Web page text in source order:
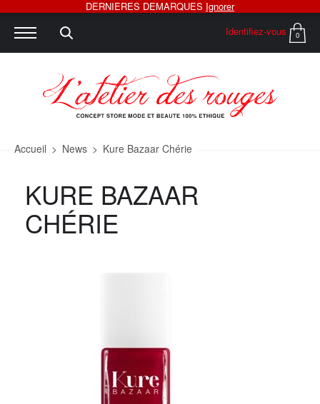
Identifiez-vous 0
Accueil > News > Kure Bazaar Chérie
KURE BAZAAR
CHÉRIE
DERNIERES DEMARQUES Ignorer